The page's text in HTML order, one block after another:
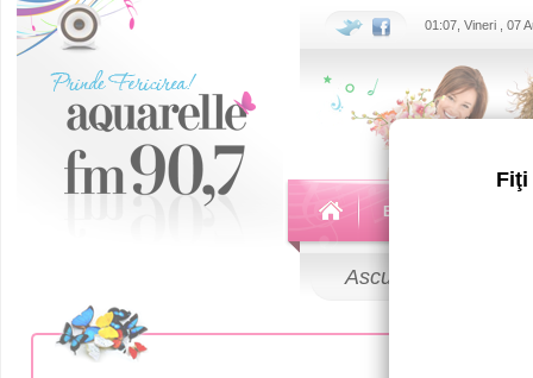
Fiţi
01:07, Vineri , 07
Echipa
Ascultă